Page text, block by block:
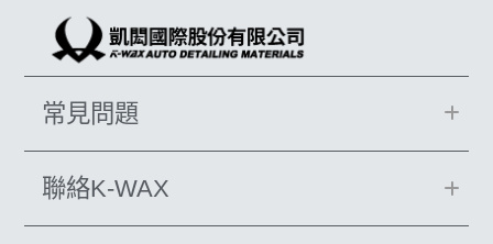
刷 除油墨 鍍膜劑 油膜
K-WAX CS 封體維護劑 II代
常見問題
聯絡K-WAX